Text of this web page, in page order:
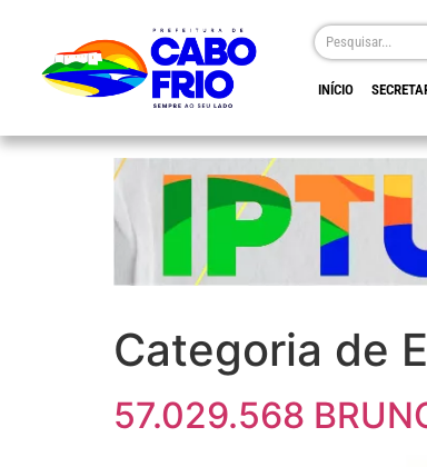
INÍCIO
Categoria de
57.029.568